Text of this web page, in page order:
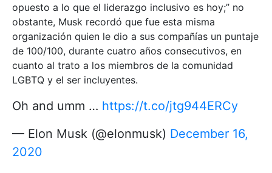
opuesto a lo que el liderazgo inclusivo es hoy;” no
obstante, Musk recordó que fue esta misma
organización quien le dio a sus compañías un puntaje
de 100/100, durante cuatro años consecutivos, en
cuanto al trato a los miembros de la comunidad
LGBTQ y el ser incluyentes.
Oh and umm … https://t.co/jtg944ERCy
— Elon Musk (@elonmusk) December 16,
2020